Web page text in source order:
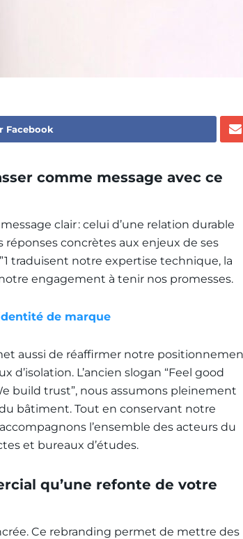
Facebook
comme message avec ce
clair : celui d’une relation durable
concrètes aux enjeux de ses
1 traduisent notre expertise technique, la
engagement à tenir nos promesses.
de marque
aussi de réaffirmer notre
L’ancien slogan “Feel good
build trust”, nous assumons pleinement
bâtiment. Tout en conservant notre
l’ensemble des acteurs du
et bureaux d’études.
qu’une refonte de votre
Ce rebranding permet de mettre des